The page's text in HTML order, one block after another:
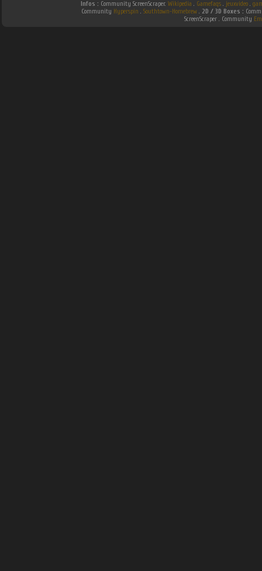
Infos : Community ScreenScraper. Wikipedia . Gamefaqs. jeuxvideo.
Community Hyperspin . Southtown-Homebrew. 2D / 3D Boxes :
ScreenScraper . Community